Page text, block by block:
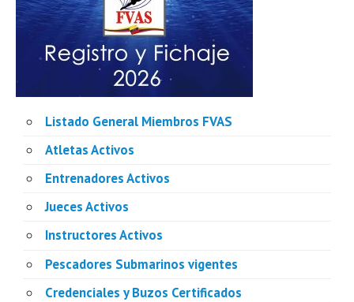
Listado General Miembros FVAS
Atletas Activos
Entrenadores Activos
Jueces Activos
Instructores Activos
Pescadores Submarinos vigentes
Credenciales y Buzos Certificados